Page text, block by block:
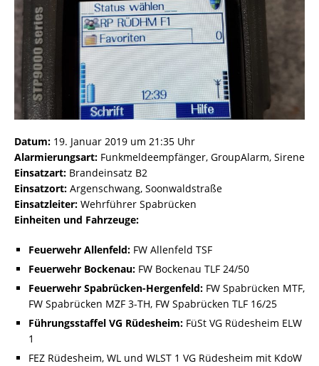
Datum: 19. Januar 2019 um 21:35 Uhr
Alarmierungsart: Funkmeldeempfänger, GroupAlarm, Sirene
Einsatzart: Brandeinsatz B2
Einsatzort: Argenschwang, Soonwaldstraße
Einsatzleiter: Wehrführer Spabrücken
Einheiten und Fahrzeuge:
Feuerwehr Allenfeld: FW Allenfeld TSF
Feuerwehr Bockenau: FW Bockenau TLF 24/50
Feuerwehr Spabrücken-Hergenfeld: FW Spabrücken MTF,
FW Spabrücken MZF 3-TH, FW Spabrücken TLF 16/25
Führungsstaffel VG Rüdesheim: FüSt VG Rüdesheim ELW
1
FEZ Rüdesheim, WL und WLST 1 VG Rüdesheim mit KdoW